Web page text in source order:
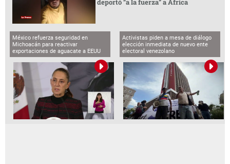
deportó “a la fuerza” a África
México refuerza seguridad en
Michoacán para reactivar
exportaciones de aguacate a EEUU
Activistas piden a mesa de diálogo
elección inmediata de nuevo ente
electoral venezolano